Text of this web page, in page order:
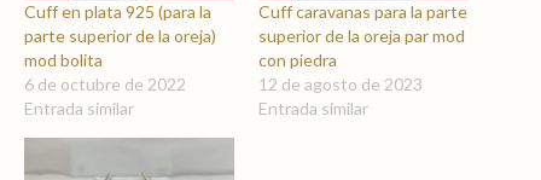
Cuff en plata 925 (para la
parte superior de la oreja)
mod bolita
6 de octubre de 2022
Entrada similar
Cuff caravanas para la parte
superior de la oreja par mod
con piedra
12 de agosto de 2023
Entrada similar